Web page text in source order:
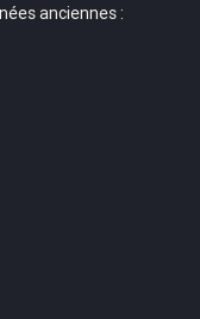
anciennes :